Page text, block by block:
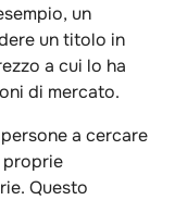
un
un titolo in
a cui lo ha
di mercato.
a cercare
proprie
Questo